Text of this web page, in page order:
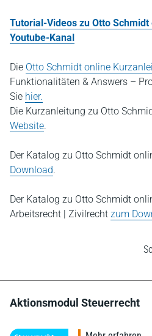
Tutorial-Videos zu Otto
Youtube-Kanal
Die Otto Schmidt online
Funktionalitäten & Answers –
Sie hier.
Die Kurzanleitung zu Otto
Website.
Der Katalog zu Otto Schmidt
Download.
Der Katalog zu Otto Schmidt
Arbeitsrecht | Zivilrecht zum
Aktionsmodul Steuerrecht